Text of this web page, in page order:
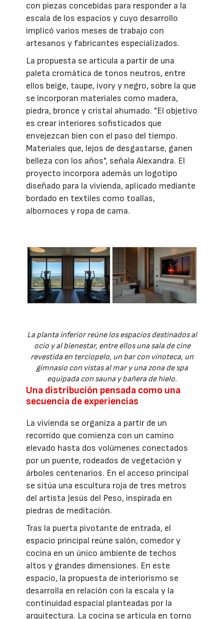
con piezas concebidas para responder a la
escala de los espacios y cuyo desarrollo
implicó varios meses de trabajo con
artesanos y fabricantes especializados.
La propuesta se articula a partir de una
paleta cromática de tonos neutros, entre
ellos beige, taupe, ivory y negro, sobre la que
se incorporan materiales como madera,
piedra, bronce y cristal ahumado. "El objetivo
es crear interiores sofisticados que
envejezcan bien con el paso del tiempo.
Materiales que, lejos de desgastarse, ganen
belleza con los años", señala Alexandra. El
proyecto incorpora además un logotipo
diseñado para la vivienda, aplicado mediante
bordado en textiles como toallas,
albornoces y ropa de cama.
La planta inferior reúne los espacios destinados al
ocio y al bienestar, entre ellos una sala de cine
revestida en terciopelo, un bar con vinoteca, un
gimnasio con vistas al mar y una zona de spa
equipada con sauna y bañera de hielo.
Una distribución pensada como una
secuencia de experiencias
La vivienda se organiza a partir de un
recorrido que comienza con un camino
elevado hasta dos volúmenes conectados
por un puente, rodeados de vegetación y
árboles centenarios. En el acceso principal
se sitúa una escultura roja de tres metros
del artista Jesús del Peso, inspirada en
piedras de meditación.
Tras la puerta pivotante de entrada, el
espacio principal reúne salón, comedor y
cocina en un único ambiente de techos
altos y grandes dimensiones. En este
espacio, la propuesta de interiorismo se
desarrolla en relación con la escala y la
continuidad espacial planteadas por la
arquitectura. La cocina se articula en torno